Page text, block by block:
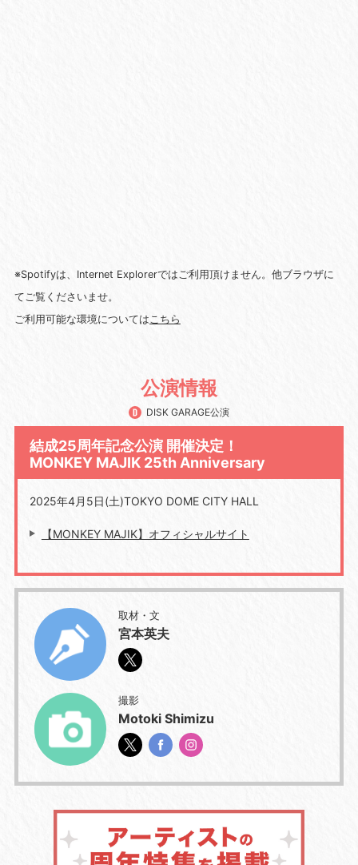
※Spotifyは、Internet Explorerではご利用頂けません。他ブラウザに
てご覧くださいませ。
ご利用可能な環境についてはこちら
公演情報
DISK GARAGE公演
結成25周年記念公演 開催決定！
MONKEY MAJIK 25th Anniversary
2025年4月 5日(土)TOKYO DOME CITY HALL
【MONKEY MAJIK】オフィシャルサイト
取材・文
宮本英夫
撮影
Motoki Shimizu